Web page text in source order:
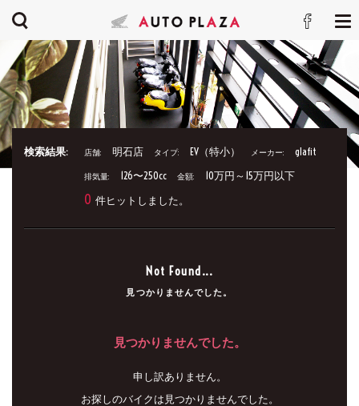
検索結果: 店舗: 明石店 タイプ: EV（特小） メーカー: glafit
排気量: 126〜250cc 金額: 10万円～15万円以下
0 件ヒットしました。
Not Found...
見つかりませんでした。
見つかりませんでした。
申し訳ありません。
お探しのバイクは見つかりませんでした。